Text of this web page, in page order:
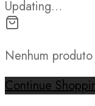
Updating…
Nenhum
Continue